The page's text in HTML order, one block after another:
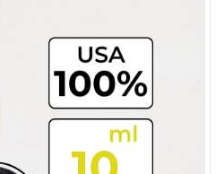
cho:
một dòng lực rõ – cảm giác
chắc và trải nghiệm phải thật
– đủ lực để phê rõ nhưng